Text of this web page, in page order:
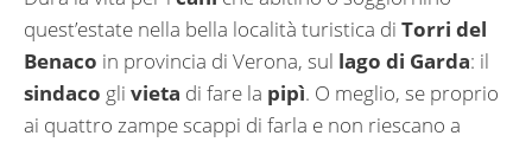
quest’estate nella bella località turistica di Torri del
Benaco in provincia di Verona, sul lago di Garda: il
sindaco gli vieta di fare la pipì. O meglio, se proprio
ai quattro zampe scappi di farla e non riescano a